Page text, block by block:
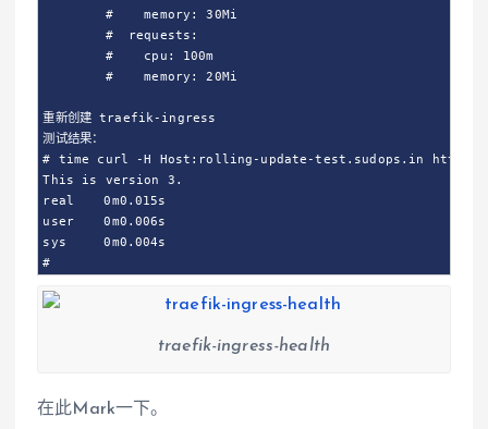
        #    memory: 30Mi
        #  requests:
        #    cpu: 100m
        #    memory: 20Mi
重新创建 traefik-ingress
测试结果：
# time curl -H Host:rolling-update-test.sudops.in http://
This is version 3.
real	0m0.015s
user	0m0.006s
sys	0m0.004s
#
traefik-ingress-health
在此Mark一下。